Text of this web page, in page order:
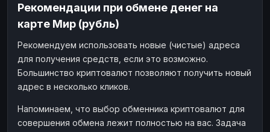
Рекомендации при обмене денег на
карте Мир (рубль)
Рекомендуем использовать новые (чистые) адреса
для получения средств, если это возможно.
Большинство криптовалют позволяют получить новый
адрес в несколько кликов.
Напоминаем, что выбор обменника криптовалют для
совершения обмена лежит полностью на вас. Задача